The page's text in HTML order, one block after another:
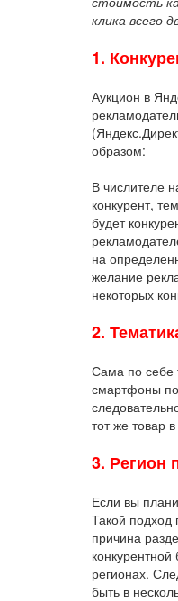
клика всего
1.
Аукцион в
образом:
В числителе
конкурент,
будет
на
желание
некоторых
2.
Сама по себе
смартфоны по
тот же товар
3. Регион
Если вы
Такой подход
причина
регионах.
быть в